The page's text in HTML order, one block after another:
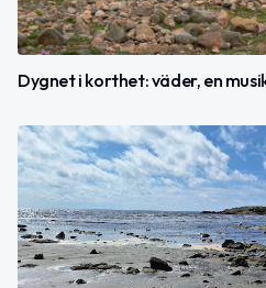
Dygnet i korthet: väder, en